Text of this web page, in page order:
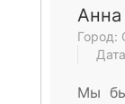
Анна
Город:
Мы